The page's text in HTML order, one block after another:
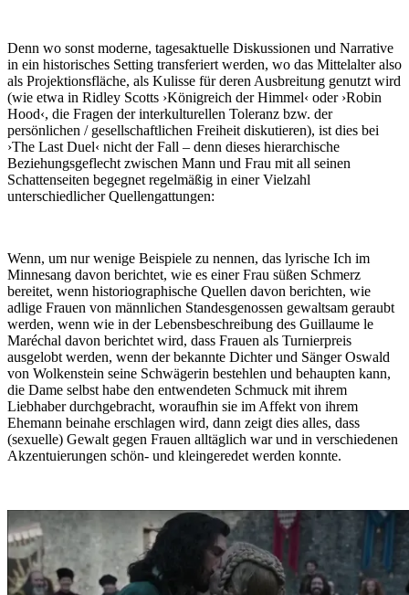
Denn wo sonst moderne, tagesaktuelle Diskussionen und Narrative
in ein historisches Setting transferiert werden, wo das Mittelalter also
als Projektionsfläche, als Kulisse für deren Ausbreitung genutzt wird
(wie etwa in Ridley Scotts ›Königreich der Himmel‹ oder ›Robin
Hood‹, die Fragen der interkulturellen Toleranz bzw. der
persönlichen / gesellschaftlichen Freiheit diskutieren), ist dies bei
›The Last Duel‹ nicht der Fall – denn dieses hierarchische
Beziehungsgeflecht zwischen Mann und Frau mit all seinen
Schattenseiten begegnet regelmäßig in einer Vielzahl
unterschiedlicher Quellengattungen:
Wenn, um nur wenige Beispiele zu nennen, das lyrische Ich im
Minnesang davon berichtet, wie es einer Frau süßen Schmerz
bereitet, wenn historiographische Quellen davon berichten, wie
adlige Frauen von männlichen Standesgenossen gewaltsam geraubt
werden, wenn wie in der Lebensbeschreibung des Guillaume le
Maréchal davon berichtet wird, dass Frauen als Turnierpreis
ausgelobt werden, wenn der bekannte Dichter und Sänger Oswald
von Wolkenstein seine Schwägerin bestehlen und behaupten kann,
die Dame selbst habe den entwendeten Schmuck mit ihrem
Liebhaber durchgebracht, woraufhin sie im Affekt von ihrem
Ehemann beinahe erschlagen wird, dann zeigt dies alles, dass
(sexuelle) Gewalt gegen Frauen alltäglich war und in verschiedenen
Akzentuierungen schön- und kleingeredet werden konnte.